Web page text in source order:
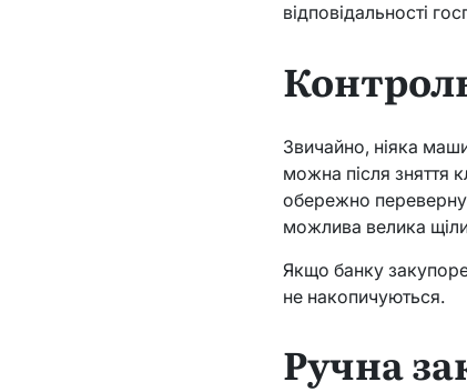
відповідальності
Звичайно, ніяка
можна після зняття
обережно
можлива велика
Якщо банку
не накопичуються.
Ручна